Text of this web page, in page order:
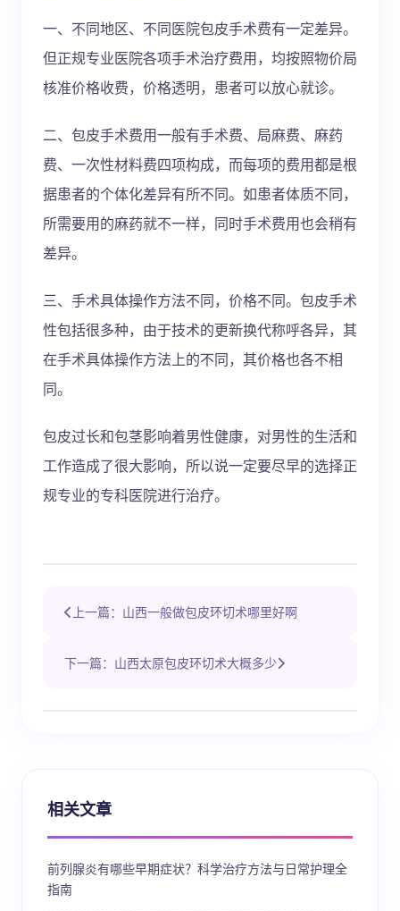
一、不同地区、不同医院包皮手术费有一定差异。
但正规专业医院各项手术治疗费用，均按照物价局
核准价格收费，价格透明，患者可以放心就诊。
二、包皮手术费用一般有手术费、局麻费、麻药
费、一次性材料费四项构成，而每项的费用都是根
据患者的个体化差异有所不同。如患者体质不同，
所需要用的麻药就不一样，同时手术费用也会稍有
差异。
三、手术具体操作方法不同，价格不同。包皮手术
性包括很多种，由于技术的更新换代称呼各异，其
在手术具体操作方法上的不同，其价格也各不相
同。
包皮过长和包茎影响着男性健康，对男性的生活和
工作造成了很大影响，所以说一定要尽早的选择正
规专业的专科医院进行治疗。
上一篇：山西一般做包皮环切术哪里好啊
下一篇：山西太原包皮环切术大概多少
相关文章
前列腺炎有哪些早期症状？科学治疗方法与日常护理全
指南